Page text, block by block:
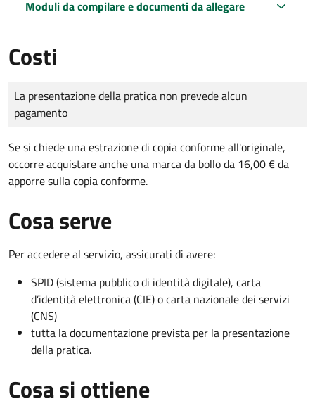
Moduli da compilare e documenti da allegare
Costi
Tipo di pagamento
Importo
La presentazione della pratica non prevede alcun
pagamento
Se si chiede una estrazione di copia conforme all'originale,
occorre acquistare anche una marca da bollo da 16,00 € da
apporre sulla copia conforme.
Cosa serve
Per accedere al servizio, assicurati di avere:
SPID (sistema pubblico di identità digitale), carta
d’identità elettronica (CIE) o carta nazionale dei servizi
(CNS)
tutta la documentazione prevista per la presentazione
della pratica.
Cosa si ottiene